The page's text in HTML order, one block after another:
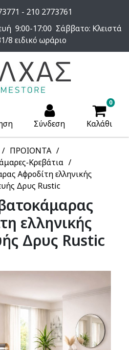
- 210 2773761
9:00-17:00 Σάββατο: Κλειστά
8 ειδικό ωράριο
Σύνδεση
0
Καλάθι
ΠΡΟΙΟΝΤΑ
Κρεβάτια
Αφροδίτη ελληνικής
Δρυς Rustic
ελληνικής
Δρυς Rustic